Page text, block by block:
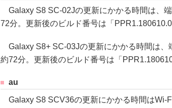
Galaxy S8 SC-02Jの更新にかかる時間は、
72分。更新後のビルド番号は「
Galaxy S8+ SC-03Jの更新にかかる時間は、
約72分。更新後のビルド番号は「
au
Galaxy S8 SCV36の更新にかかる時間はWi-